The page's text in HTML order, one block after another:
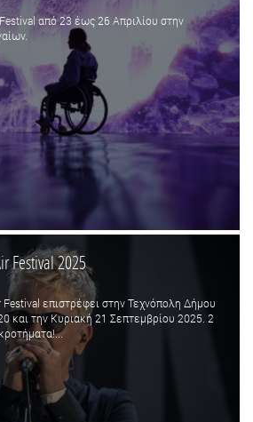
από 23 έως 26 Απριλίου στην
Festival 2025
επιστρέφει στην Τεχνόπολη Δήμου
και την Κυριακή 21 Σεπτεμβρίου 2025. 2